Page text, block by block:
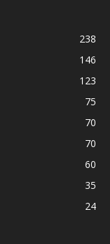
238
146
123
75
70
70
60
35
24